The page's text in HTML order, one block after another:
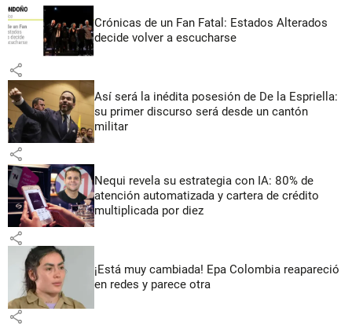
Crónicas de un Fan Fatal: Estados Alterados
decide volver a escucharse
share
Así será la inédita posesión de De la Espriella:
su primer discurso será desde un cantón
militar
share
Nequi revela su estrategia con IA: 80% de
atención automatizada y cartera de crédito
multiplicada por diez
share
¡Está muy cambiada! Epa Colombia reapareció
en redes y parece otra
share